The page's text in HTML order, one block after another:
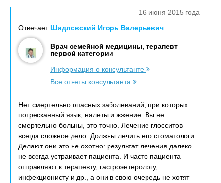
16 июня 2015 года
Отвечает Шидловский Игорь Валерьевич:
Врач семейной медицины, терапевт
первой категории
Информация о консультанте
Все ответы консультанта
Нет смертельно опасных заболеваний, при которых
потресканный язык, налеты и жжение. Вы не
смертельно больны, это точно. Лечение глосситов
всегда сложное дело. Должны лечить его стоматологи.
Делают они это не охотно: результат лечения далеко
не всегда устраивает пациента. И часто пациента
отправляют к терапевту, гастроэнтерологу,
инфекционисту и др., а они в свою очередь не хотят